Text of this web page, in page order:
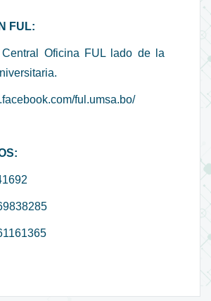
FUL:
Central Oficina FUL lado de la
ful.umsa.bo/